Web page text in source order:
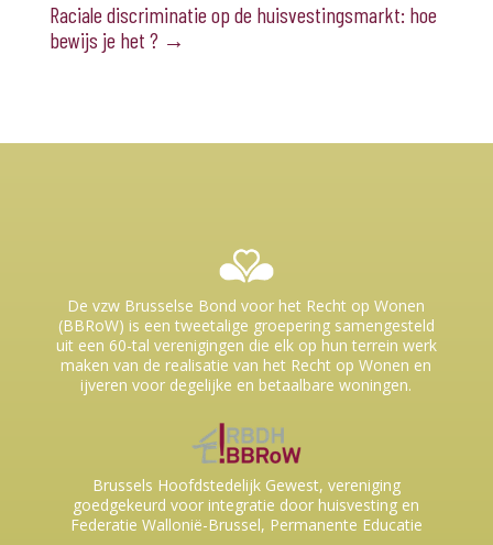
Raciale discriminatie op de huisvestingsmarkt: hoe
bewijs je het ? →
De vzw Brusselse Bond voor het Recht op Wonen
(BBRoW) is een tweetalige groepering samengesteld
uit een 60-tal verenigingen die elk op hun terrein werk
maken van de realisatie van het Recht op Wonen en
ijveren voor degelijke en betaalbare woningen.
Brussels Hoofdstedelijk Gewest, vereniging
goedgekeurd voor integratie door huisvesting en
Federatie Wallonië-Brussel, Permanente Educatie